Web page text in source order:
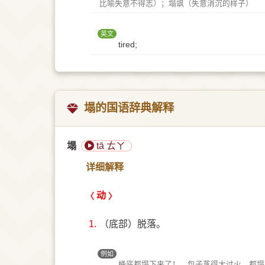
比喻失意不得志）；塌飒（失意消沉的样子）
英文
tired;
塌的国语辞典解释
塌 tā ㄊㄚ
详细解释
动
1. （底部）脱落。
例如